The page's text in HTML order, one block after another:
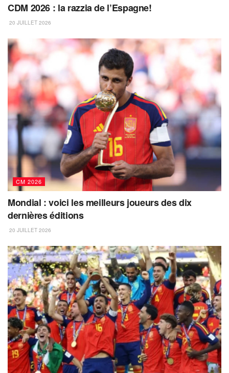
CDM 2026 : la razzia de l’Espagne!
20 JUILLET 2026
CM 2026
Mondial : voici les meilleurs joueurs des dix
dernières éditions
20 JUILLET 2026